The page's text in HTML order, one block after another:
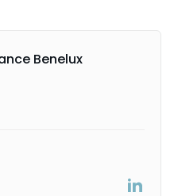
Benelux